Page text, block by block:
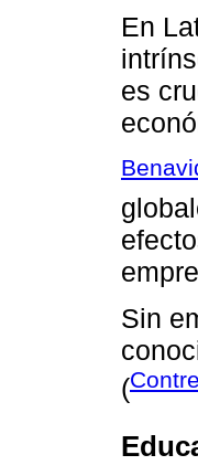
En
es
Sin
(